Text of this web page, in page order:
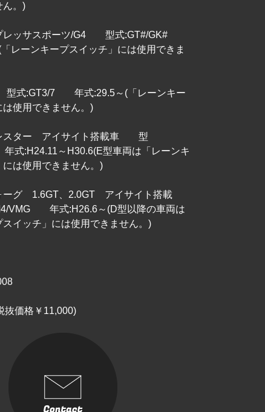
ん。)
レッサスポーツ/G4 型式:GT#/GK#
レーンキープスイッチ」には使用できま
式:GT3/7 年式:29.5～(「レーンキー
は使用できません。)
スター アイサイト搭載車 型
:H24.11～H30.6(E型車両は「レーンキ
には使用できません。)
グ 1.6GT、2.0GT アイサイト搭載
年式:H26.6～(D型以降の車両は
スイッチ」には使用できません。)
抜価格￥11,000)